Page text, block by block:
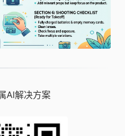
AI解决方案